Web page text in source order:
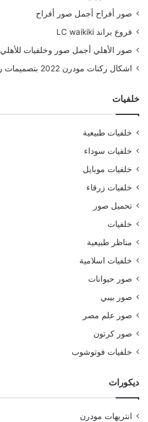
صور أفراح أجمل صور أفراح
فروع براند LC waikiki
صور الأهلي أجمل صور وخلفيات للأهلي
اشكال ركنات مودرن 2022 بتصميمات رائعة
خلفيات
خلفيات طبيعية
خلفيات سوداء
خلفيات موبايل
خلفيات زرقاء
تحميل صور
خلفيات
مناظر طبيعية
خلفيات اسلامية
صور حيوانات
صور بيبي
صور علم مصر
صور كرتون
خلفيات فوتوشوب
ديكورات
انتريهات مودرن